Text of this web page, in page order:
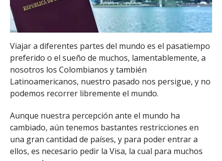
Viajar a diferentes partes del mundo es el pasatiempo
preferido o el sueño de muchos, lamentablemente, a
nosotros los Colombianos y también
Latinoamericanos, nuestro pasado nos persigue, y no
podemos recorrer libremente el mundo.
Aunque nuestra percepción ante el mundo ha
cambiado, aún tenemos bastantes restricciones en
una gran cantidad de países, y para poder entrar a
ellos, es necesario pedir la Visa, la cual para muchos